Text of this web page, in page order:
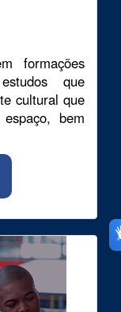
formações
que
cultural que
bem